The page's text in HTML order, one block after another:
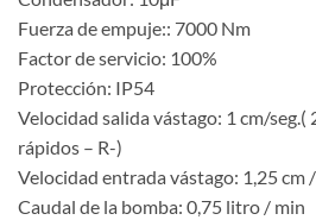
Fuerza de empuje:: 7000 Nm
Factor de servicio: 100%
Protección: IP54
Velocidad salida vástago: 1 cm/seg.(
rápidos – R-)
Velocidad entrada vástago: 1,25 cm
Caudal de la bomba: 0,75 litro / min